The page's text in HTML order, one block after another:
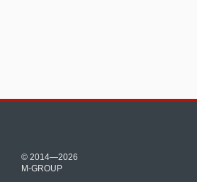
© 2014—2026
M-GROUP